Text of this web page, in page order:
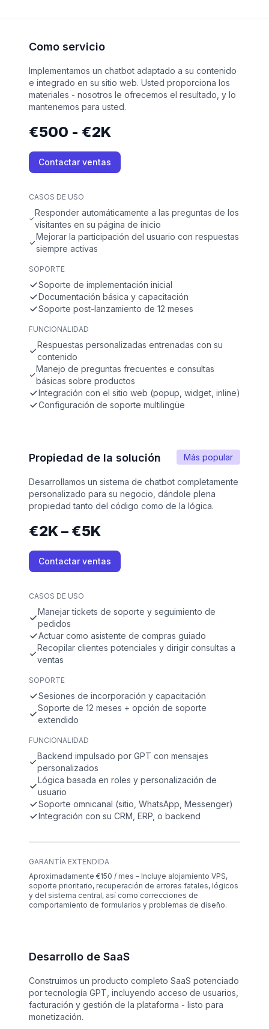
Como servicio
Implementamos un chatbot adaptado a su contenido
e integrado en su sitio web. Usted proporciona los
materiales - nosotros le ofrecemos el resultado, y lo
mantenemos para usted.
€500 - €2K
Contactar ventas
CASOS DE USO
Responder automáticamente a las preguntas de los
visitantes en su página de inicio
Mejorar la participación del usuario con respuestas
siempre activas
SOPORTE
Soporte de implementación inicial
Documentación básica y capacitación
Soporte post-lanzamiento de 12 meses
FUNCIONALIDAD
Respuestas personalizadas entrenadas con su
contenido
Manejo de preguntas frecuentes e consultas
básicas sobre productos
Integración con el sitio web (popup, widget, inline)
Configuración de soporte multilingüe
Más popular
Propiedad de la solución
Desarrollamos un sistema de chatbot completamente
personalizado para su negocio, dándole plena
propiedad tanto del código como de la lógica.
€2K – €5K
Contactar ventas
CASOS DE USO
Manejar tickets de soporte y seguimiento de
pedidos
Actuar como asistente de compras guiado
Recopilar clientes potenciales y dirigir consultas a
ventas
SOPORTE
Sesiones de incorporación y capacitación
Soporte de 12 meses + opción de soporte
extendido
FUNCIONALIDAD
Backend impulsado por GPT con mensajes
personalizados
Lógica basada en roles y personalización de
usuario
Soporte omnicanal (sitio, WhatsApp, Messenger)
Integración con su CRM, ERP, o backend
GARANTÍA EXTENDIDA
Aproximadamente €150 / mes – Incluye alojamiento VPS,
soporte prioritario, recuperación de errores fatales, lógicos
y del sistema central, así como correcciones de
comportamiento de formularios y problemas de diseño.
Desarrollo de SaaS
Construimos un producto completo SaaS potenciado
por tecnología GPT, incluyendo acceso de usuarios,
facturación y gestión de la plataforma - listo para
monetización.